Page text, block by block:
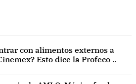
con alimentos externos a
Esto dice la Profeco ..